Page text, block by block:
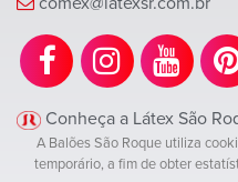
Conheça a Látex São
A Balões São Roque utiliza
temporário, a fim de obter